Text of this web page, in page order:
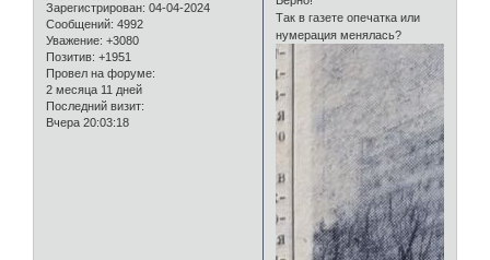
Зарегистрирован: 04-04-2024
Сообщений: 4992
Уважение: +3080
Позитив: +1951
Провел на форуме:
2 месяца 11 дней
Последний визит:
Вчера 20:03:18
Так в газете опечатка или
нумерация менялась?